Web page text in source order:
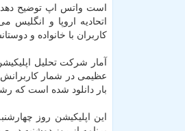
است واتس اپ توضیح دهد
اتحادیه اروپا و
کاربران با خانواده و
آمار شرکت تحلیل
عظیمی در شمار کاربرانش
بار دانلود شده است که رشد ۴۲۰۰ درصدی نسبت به هفته پیش را نشان داده
این اپلیکیشن روز